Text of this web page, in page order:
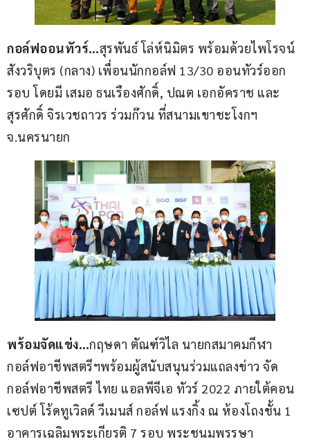
กอล์ฟออนทัวร์…สุรพันธ์ โล่ห์นิมิตร พร้อมด้วยไพโรจน์
สังวริบุตร (กลาง) เพื่อนนักกอล์ฟ 13/30 ออนทัวร์ออก
รอบ โดยมี เสมอ ธนเรืองศักดิ์, ปณต เอกอัคราช และ
สุรศักดิ์ จิรเวชถาวร ร่วมก๊วน ที่สนามเขาชะโงกฯ
จ.นครนายก
พร้อมจัดแข่ง…กฤษดา ตัณฑ์วิไล นายกสมาคมกีฬา
กอล์ฟอาชีพสตรีฯพร้อมผู้สนับสนุนร่วมแถลงข่าว จัด
กอล์ฟอาชีพสตรี ไทย แอลพีจีเอ ทัวร์ 2022 ภายใต้คอน
เซปต์ โร้ดทูเวิลด์ วีเมนส์ กอล์ฟ แรงกิ้ง ณ ห้องโถงชั้น 1
อาคารเฉลิมพระเกียรติ 7 รอบ พระชนมพรรษา